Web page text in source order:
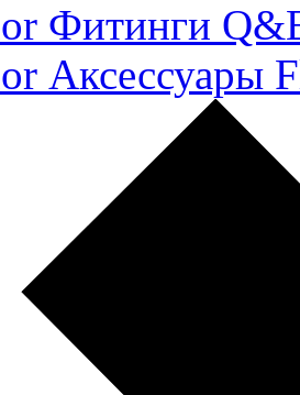
Фитинги
Аксессуары